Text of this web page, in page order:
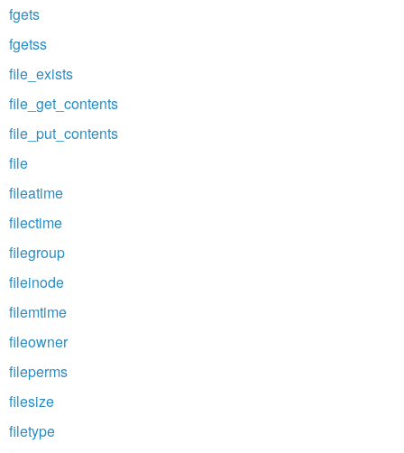
fgets
fgetss
file_exists
file_get_contents
file_put_contents
file
fileatime
filectime
filegroup
fileinode
filemtime
fileowner
fileperms
filesize
filetype